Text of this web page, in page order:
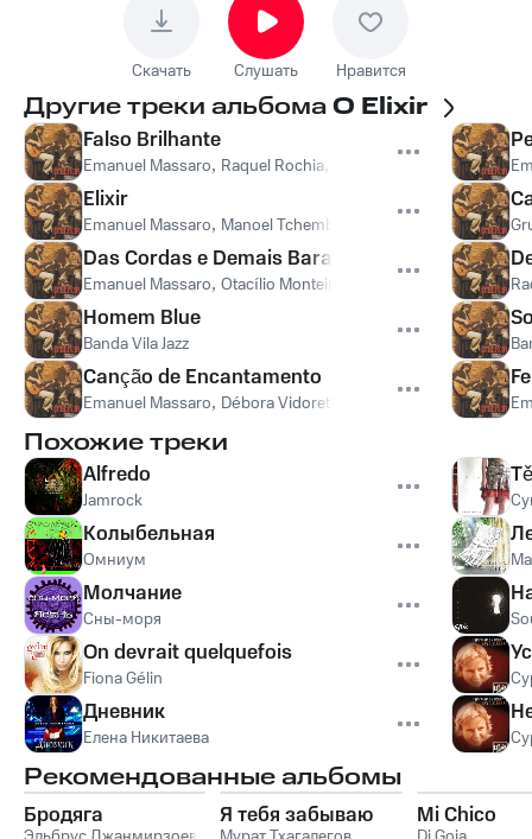
Скачать Слушать Нравится
Другие треки альбомаO Elixir
Falso Brilhante
Emanuel Massaro, Raquel Rochia, ,Débora
Elixir
Emanuel Massaro, Manoel Tchembo
Das Cordas e Demais Baratos
Emanuel Massaro, Otacílio Monteiro
Homem Blue
Banda Vila Jazz
Canção de Encantamento
Emanuel Massaro, Débora Vidoretti
Похожие треки
Alfredo
Jamrock
Колыбельная
Омниум
Молчание
Сны-моря
On devrait quelquefois
Fiona Gélin
Дневник
Елена Никитаева
Рекомендованные альбомы
Бродяга Я тебя забываю Mi Chico